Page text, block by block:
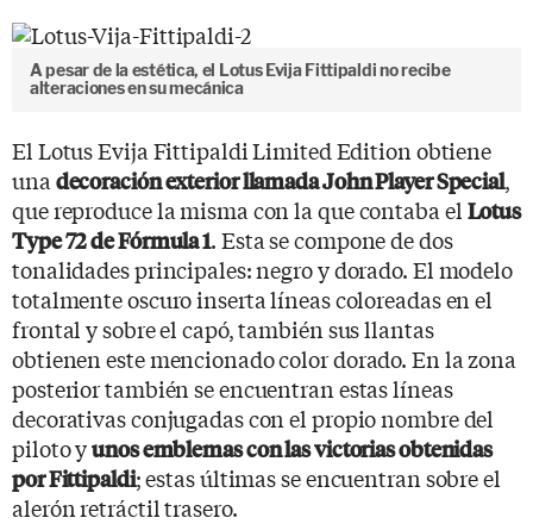
A pesar de la estética, el Lotus Evija Fittipaldi no recibe
alteraciones en su mecánica
El Lotus Evija Fittipaldi Limited Edition obtiene
una decoración exterior llamada John Player Special,
que reproduce la misma con la que contaba el Lotus
Type 72 de Fórmula 1. Esta se compone de dos
tonalidades principales: negro y dorado. El modelo
totalmente oscuro inserta líneas coloreadas en el
frontal y sobre el capó, también sus llantas
obtienen este mencionado color dorado. En la zona
posterior también se encuentran estas líneas
decorativas conjugadas con el propio nombre del
piloto yunos emblemas con las victorias obtenidas
por Fittipaldi; estas últimas se encuentran sobre el
alerón retráctil trasero.